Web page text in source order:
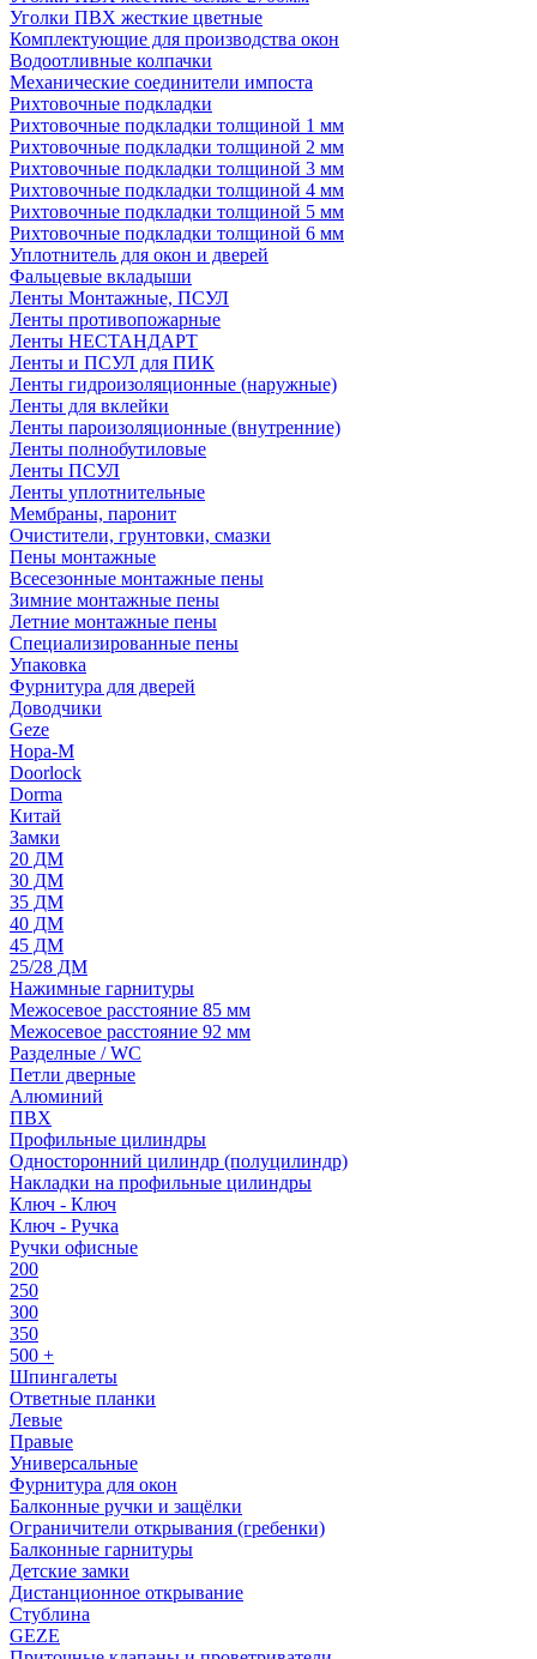
Уголки ПВХ жесткие цветные
Комплектующие для производства окон
Водоотливные колпачки
Механические соединители импоста
Рихтовочные подкладки
Рихтовочные подкладки толщиной 1 мм
Рихтовочные подкладки толщиной 2 мм
Рихтовочные подкладки толщиной 3 мм
Рихтовочные подкладки толщиной 4 мм
Рихтовочные подкладки толщиной 5 мм
Рихтовочные подкладки толщиной 6 мм
Уплотнитель для окон и дверей
Фальцевые вкладыши
Ленты Монтажные, ПСУЛ
Ленты противопожарные
Ленты НЕСТАНДАРТ
Ленты и ПСУЛ для ПИК
Ленты гидроизоляционные (наружные)
Ленты для вклейки
Ленты пароизоляционные (внутренние)
Ленты полнобутиловые
Ленты ПСУЛ
Ленты уплотнительные
Мембраны, паронит
Очистители, грунтовки, смазки
Пены монтажные
Всесезонные монтажные пены
Зимние монтажные пены
Летние монтажные пены
Специализированные пены
Упаковка
Фурнитура для дверей
Доводчики
Geze
Нора-М
Doorlock
Dorma
Китай
Замки
20 ДМ
30 ДМ
35 ДМ
40 ДМ
45 ДМ
25/28 ДМ
Нажимные гарнитуры
Межосевое расстояние 85 мм
Межосевое расстояние 92 мм
Разделные / WC
Петли дверные
Алюминий
ПВХ
Профильные цилиндры
Односторонний цилиндр (полуцилиндр)
Накладки на профильные цилиндры
Ключ - Ключ
Ключ - Ручка
Ручки офисные
200
250
300
350
500 +
Шпингалеты
Ответные планки
Левые
Правые
Универсальные
Фурнитура для окон
Балконные ручки и защёлки
Ограничители открывания (гребенки)
Балконные гарнитуры
Детские замки
Дистанционное открывание
Стублина
GEZE